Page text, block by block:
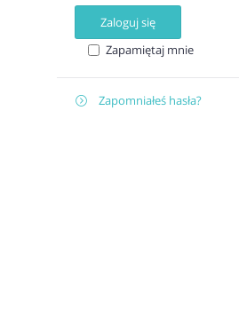
Zaloguj się
Zapamiętaj mnie
 Zapomniałeś hasła?